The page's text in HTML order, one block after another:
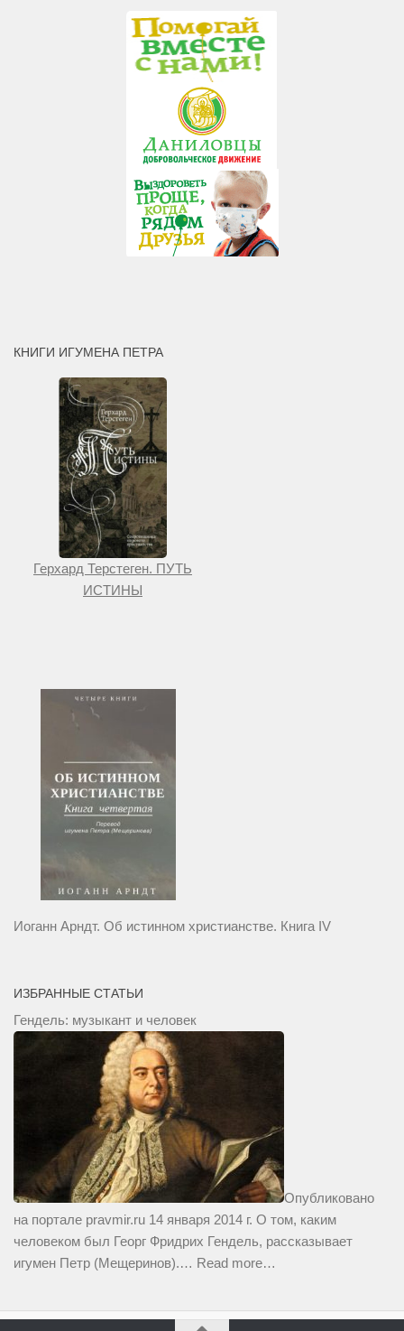
КНИГИ ИГУМЕНА ПЕТРА
Герхард Терстеген. ПУТЬ
ИСТИНЫ
Иоганн Арндт. Об истинном христианстве. Книга IV
ИЗБРАННЫЕ СТАТЬИ
Гендель: музыкант и человек
Опубликовано
на портале pravmir.ru 14 января 2014 г. О том, каким
человеком был Георг Фридрих Гендель, рассказывает
игумен Петр (Мещеринов).… Read more…